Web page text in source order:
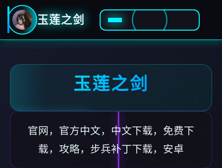
玉莲之剑
玉莲之剑
官网，官方中文，中文下载，免费下
载，攻略，步兵补丁下载，安卓